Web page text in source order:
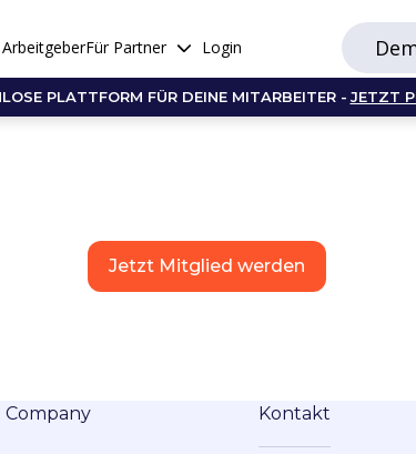
Für Partner Login
PLATTFORM FÜR DEINE MITARBEITER - JETZT
Jetzt Mitglied werden
Company Kontakt